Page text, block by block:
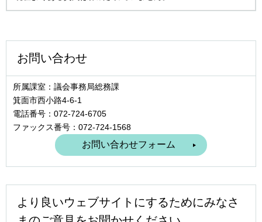
お問い合わせ
所属課室：議会事務局総務課
箕面市西小路4‐6‐1
電話番号：072-724-6705
ファックス番号：072-724-1568
より良いウェブサイトにするためにみなさ